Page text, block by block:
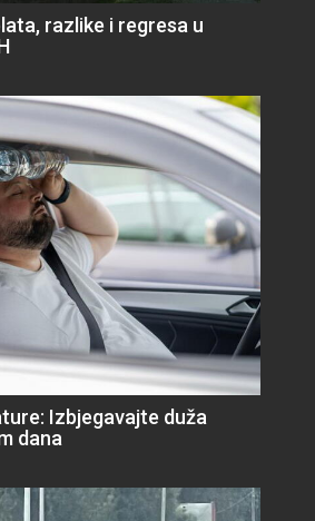
razlike i regresa u
Izbjegavajte duža
dana